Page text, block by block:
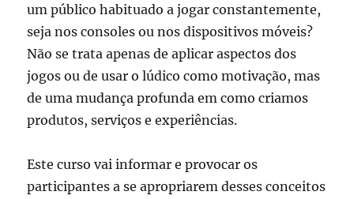
um público habituado a jogar constantemente,
seja nos consoles ou nos dispositivos móveis?
Não se trata apenas de aplicar aspectos dos
jogos ou de usar o lúdico como motivação, mas
de uma mudança profunda em como criamos
produtos, serviços e experiências.
Este curso vai informar e provocar os
participantes a se apropriarem desses conceitos